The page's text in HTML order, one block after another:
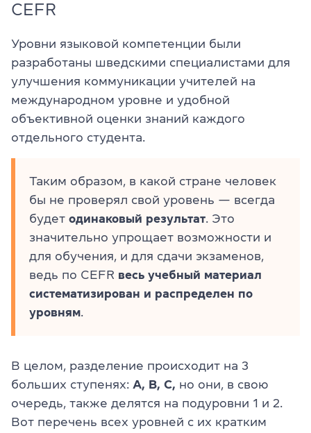
CEFR
Уровни языковой компетенции были
разработаны шведскими специалистами для
улучшения коммуникации учителей на
международном уровне и удобной
объективной оценки знаний каждого
отдельного студента.
Таким образом, в какой стране человек
бы не проверял свой уровень — всегда
будет одинаковый результат . Это
значительно упрощает возможности и
для обучения, и для сдачи экзаменов,
ведь по CEFR весь учебный материал
систематизирован и распределен по
уровням
В целом, разделение происходит на 3
больших ступенях: A, B, C, но они, в свою
очередь, также делятся на подуровни 1 и 2.
Вот перечень всех уровней с их кратким